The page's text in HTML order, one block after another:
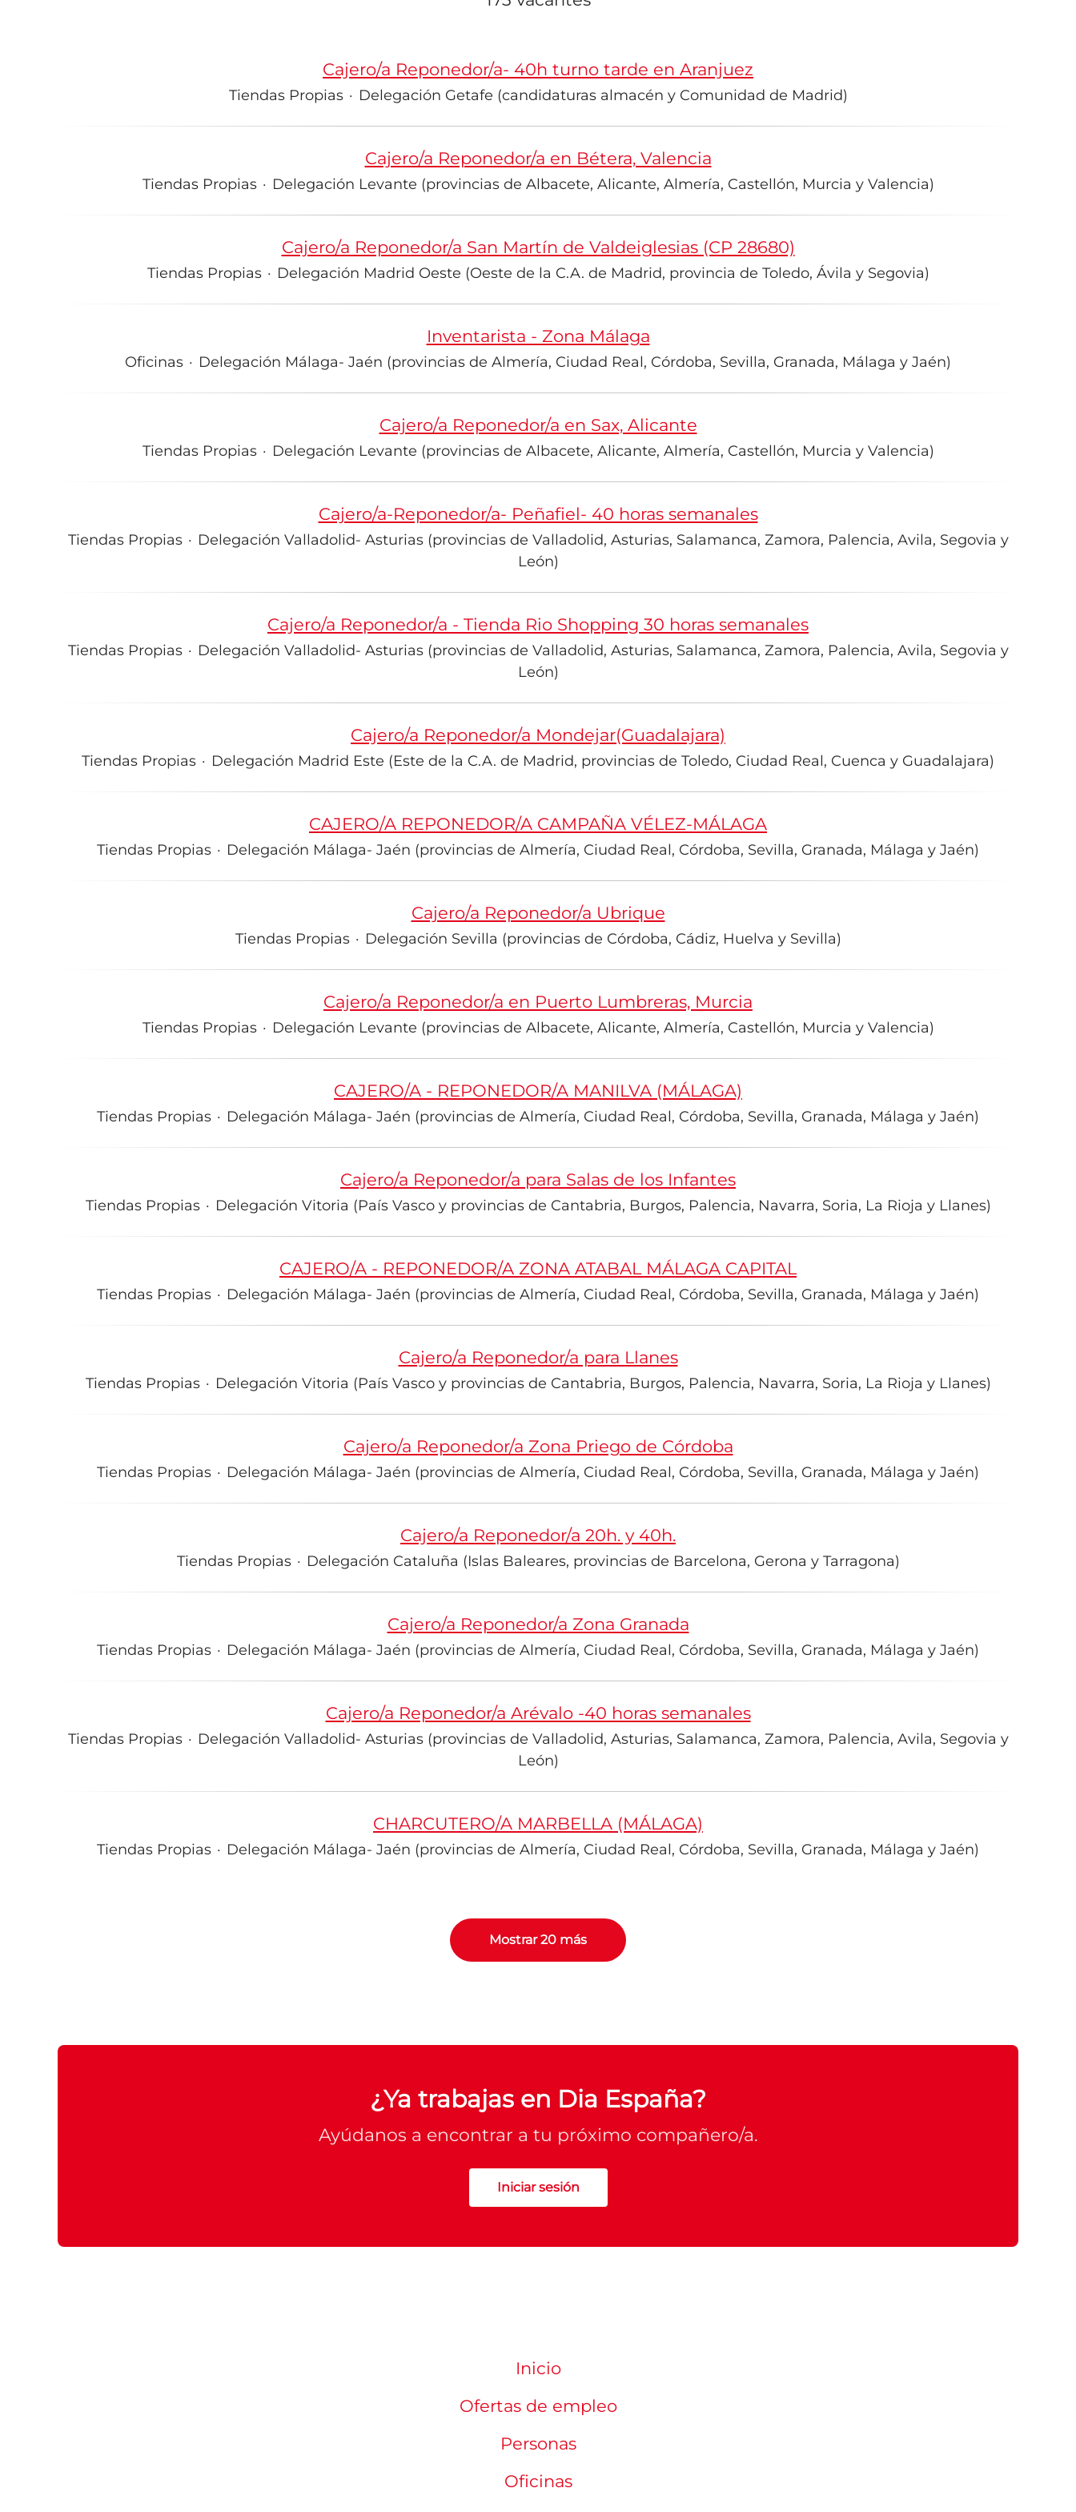
Cajero/a Reponedor/a- 40h turno tarde en Aranjuez
Tiendas Propias · Delegación Getafe (candidaturas almacén y Comunidad de Madrid)
Cajero/a Reponedor/a en Bétera, Valencia
Tiendas Propias · Delegación Levante (provincias de Albacete, Alicante, Almería, Castellón, Murcia y Valencia)
Cajero/a Reponedor/a San Martín de Valdeiglesias (CP 28680)
Tiendas Propias · Delegación Madrid Oeste (Oeste de la C.A. de Madrid, provincia de Toledo, Ávila y Segovia)
Inventarista - Zona Málaga
Oficinas · Delegación Málaga- Jaén (provincias de Almería, Ciudad Real, Córdoba, Sevilla, Granada, Málaga y Jaén)
Cajero/a Reponedor/a en Sax, Alicante
Tiendas Propias · Delegación Levante (provincias de Albacete, Alicante, Almería, Castellón, Murcia y Valencia)
Cajero/a-Reponedor/a- Peñafiel- 40 horas semanales
Tiendas Propias · Delegación Valladolid- Asturias (provincias de Valladolid, Asturias, Salamanca, Zamora, Palencia, Avila, Segovia y
León)
Cajero/a Reponedor/a - Tienda Rio Shopping 30 horas semanales
Tiendas Propias · Delegación Valladolid- Asturias (provincias de Valladolid, Asturias, Salamanca, Zamora, Palencia, Avila, Segovia y
León)
Cajero/a Reponedor/a Mondejar(Guadalajara)
Tiendas Propias · Delegación Madrid Este (Este de la C.A. de Madrid, provincias de Toledo, Ciudad Real, Cuenca y Guadalajara)
CAJERO/A REPONEDOR/A CAMPAÑA VÉLEZ-MÁLAGA
Tiendas Propias · Delegación Málaga- Jaén (provincias de Almería, Ciudad Real, Córdoba, Sevilla, Granada, Málaga y Jaén)
Cajero/a Reponedor/a Ubrique
Tiendas Propias · Delegación Sevilla (provincias de Córdoba, Cádiz, Huelva y Sevilla)
Cajero/a Reponedor/a en Puerto Lumbreras, Murcia
Tiendas Propias · Delegación Levante (provincias de Albacete, Alicante, Almería, Castellón, Murcia y Valencia)
CAJERO/A - REPONEDOR/A MANILVA (MÁLAGA)
Tiendas Propias · Delegación Málaga- Jaén (provincias de Almería, Ciudad Real, Córdoba, Sevilla, Granada, Málaga y Jaén)
Cajero/a Reponedor/a para Salas de los Infantes
Tiendas Propias · Delegación Vitoria (País Vasco y provincias de Cantabria, Burgos, Palencia, Navarra, Soria, La Rioja y Llanes)
CAJERO/A - REPONEDOR/A ZONA ATABAL MÁLAGA CAPITAL
Tiendas Propias · Delegación Málaga- Jaén (provincias de Almería, Ciudad Real, Córdoba, Sevilla, Granada, Málaga y Jaén)
Cajero/a Reponedor/a para Llanes
Tiendas Propias · Delegación Vitoria (País Vasco y provincias de Cantabria, Burgos, Palencia, Navarra, Soria, La Rioja y Llanes)
Cajero/a Reponedor/a Zona Priego de Córdoba
Tiendas Propias · Delegación Málaga- Jaén (provincias de Almería, Ciudad Real, Córdoba, Sevilla, Granada, Málaga y Jaén)
Cajero/a Reponedor/a 20h. y 40h.
Tiendas Propias · Delegación Cataluña (Islas Baleares, provincias de Barcelona, Gerona y Tarragona)
Cajero/a Reponedor/a Zona Granada
Tiendas Propias · Delegación Málaga- Jaén (provincias de Almería, Ciudad Real, Córdoba, Sevilla, Granada, Málaga y Jaén)
Cajero/a Reponedor/a Arévalo -40 horas semanales
Tiendas Propias · Delegación Valladolid- Asturias (provincias de Valladolid, Asturias, Salamanca, Zamora, Palencia, Avila, Segovia y
León)
CHARCUTERO/A MARBELLA (MÁLAGA)
Tiendas Propias · Delegación Málaga- Jaén (provincias de Almería, Ciudad Real, Córdoba, Sevilla, Granada, Málaga y Jaén)
Mostrar 20 más
¿Ya trabajas en Dia España?
Ayúdanos a encontrar a tu próximo compañero/a.
Iniciar sesión
Inicio
Ofertas de empleo
Personas
Oficinas